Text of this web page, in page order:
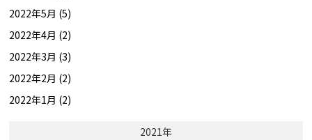
2022年5月 (5)
2022年4月 (2)
2022年3月 (3)
2022年2月 (2)
2022年1月 (2)
2021年